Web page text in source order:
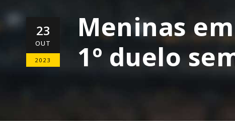
23
OUT
2023
Meninas
1º duelo